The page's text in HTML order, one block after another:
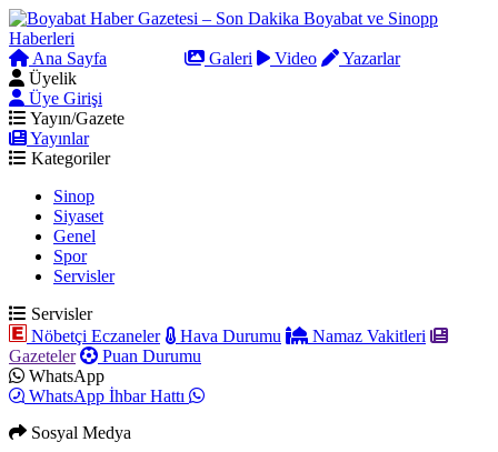
Ana Sayfa Galeri Video
Yazarlar
Üyelik
Üye Girişi
Yayın/Gazete
Yayınlar
Kategoriler
Sinop
Siyaset
Genel
Spor
Servisler
Servisler
Nöbetçi Eczaneler
Hava Durumu
Namaz Vakitleri
Gazeteler
Puan Durumu
WhatsApp
WhatsApp İhbar Hattı
Sosyal Medya